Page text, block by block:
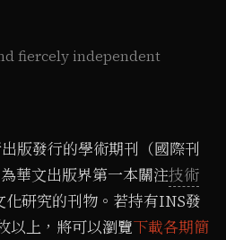
fiercely independent
版發行的學術期刊（國際刊
華文出版界第一本關注技術
化研究的刊物。若持有INS發
以上，將可以瀏覽下載各期簡